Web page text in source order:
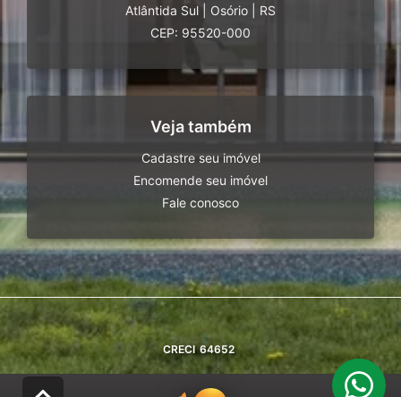
Atlântida Sul
Osório
RS
CEP: 95520-000
Veja também
Cadastre seu imóvel
Encomende seu imóvel
Fale conosco
CRECI 64652